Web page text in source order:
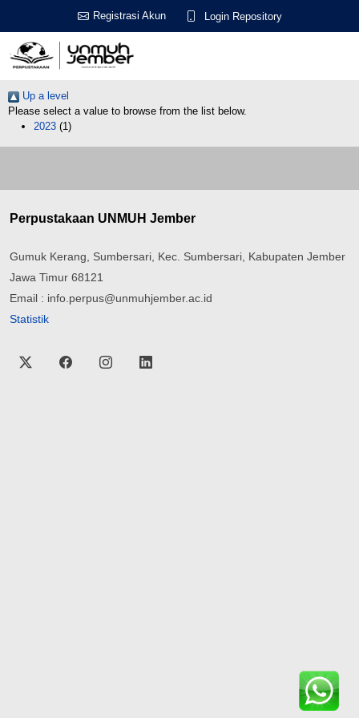
Registrasi Akun Login Repository
Up a level
Please select a value to browse from the list below.
2023 (1)
Perpustakaan UNMUH Jember
Gumuk Kerang, Sumbersari, Kec. Sumbersari, Kabupaten Jember
Jawa Timur 68121
Email : info.perpus@unmuhjember.ac.id
Statistik